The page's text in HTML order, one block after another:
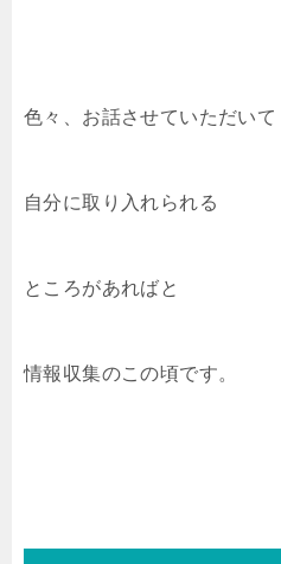
色々、お話させていただいて
自分に取り入れられる
ところがあればと
情報収集のこの頃です。